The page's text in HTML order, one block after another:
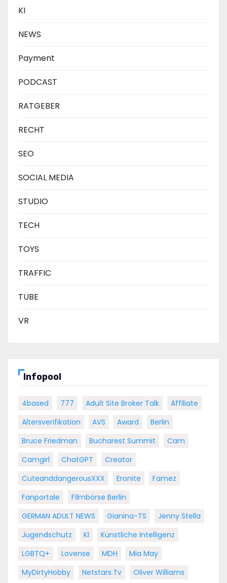
KI
NEWS
Payment
PODCAST
RATGEBER
RECHT
SEO
SOCIAL MEDIA
STUDIO
TECH
TOYS
TRAFFIC
TUBE
VR
Infopool
4based 777 Adult Site Broker Talk
Affiliate
Altersverifikation
AVS Award
Berlin
Bruce Friedman
Bucharest Summit
Cam
Camgirl
ChatGPT
Creator
CuteanddangerousXXX
Eronite
Famez
Fanportale
Filmbörse Berlin
GERMAN ADULT NEWS
Gianina-TS
Jenny Stella
Jugendschutz
KI
Künstliche Intelligenz
LGBTQ+
Lovense MDH
Mia May
MyDirtyHobby
Netstars.tv
Oliver Williams